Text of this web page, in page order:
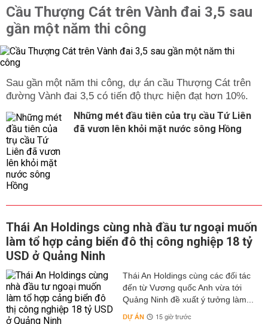
Cầu Thượng Cát trên Vành đai 3,5 sau
gần một năm thi công
Sau gần một năm thi công, dự án cầu Thượng Cát trên
đường Vành đai 3,5 có tiến độ thực hiện đạt hơn 10%.
Những mét đầu tiên của trụ cầu Tứ Liên
đã vươn lên khỏi mặt nước sông Hồng
Thái An Holdings cùng nhà đầu tư ngoại muốn
làm tổ hợp cảng biển đô thị công nghiệp 18 tỷ
USD ở Quảng Ninh
Thái An Holdings cùng các đối tác
đến từ Vương quốc Anh vừa tới
Quảng Ninh đề xuất ý tưởng làm...
DỰ ÁN 15 giờ trước